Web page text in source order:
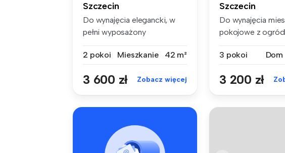
Szczecin
Do wynajęcia elegancki, w
pełni wyposażony
2 pokoi
Mieszkanie 42 m²
3 600 zł Zobacz więcej
Szczecin
Do wynajęcia
pokojowe z
3 pokoi
Dom
3 200 zł